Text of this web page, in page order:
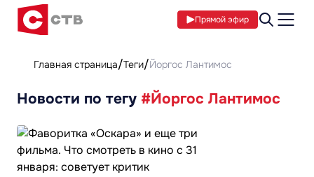
Прямой эфир
Главная страница Теги Йоргос Лантимос
Новости по тегу #Йоргос Лантимос